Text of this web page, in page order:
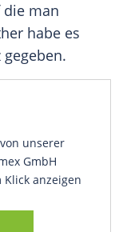
man
habe es
unserer
GmbH
anzeigen